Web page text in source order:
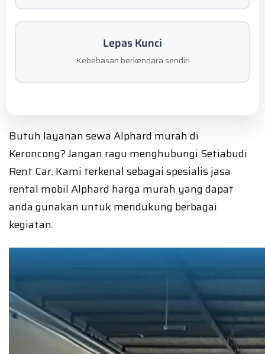
Lepas Kunci
Kebebasan berkendara sendiri
Butuh layanan sewa Alphard murah di
Keroncong? Jangan ragu menghubungi Setiabudi
Rent Car. Kami terkenal sebagai spesialis jasa
rental mobil Alphard harga murah yang dapat
anda gunakan untuk mendukung berbagai
kegiatan.